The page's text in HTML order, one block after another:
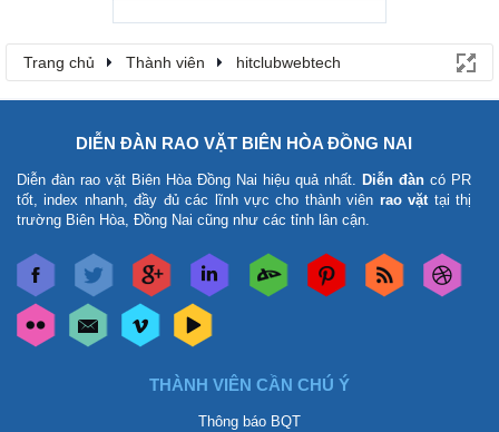
Trang chủ Thành viên hitclubwebtech
DIỄN ĐÀN RAO VẶT BIÊN HÒA ĐỒNG NAI
Diễn đàn rao vặt Biên Hòa Đồng Nai hiệu quả nhất. Diễn đàn có PR
tốt, index nhanh, đầy đủ các lĩnh vực cho thành viên rao vặttại thị
trường Biên Hòa, Đồng Nai cũng như các tỉnh lân cận.
THÀNH VIÊN CẦN CHÚ Ý
Thông báo BQT